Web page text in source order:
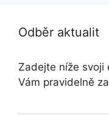
Odběr aktualit
Zadejte níže svoji
Vám pravidelně